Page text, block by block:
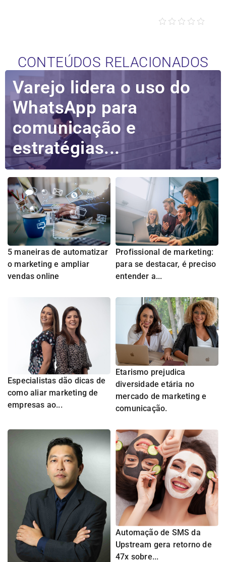
CONTEÚDOS RELACIONADOS
Varejo lidera o uso do
WhatsApp para
comunicação e
estratégias...
5 maneiras de automatizar
o marketing e ampliar
vendas online
Profissional de marketing:
para se destacar, é preciso
entender a...
Especialistas dão dicas de
como aliar marketing de
empresas ao...
Etarismo prejudica
diversidade etária no
mercado de marketing e
comunicação.
Automação de SMS da
Upstream gera retorno de
47x sobre...